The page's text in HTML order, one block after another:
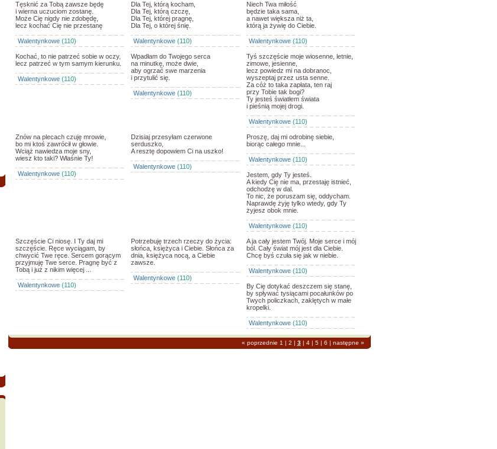
Tęsknić za Tobą zawsze będę
i wierna uczuciom zostanę.
Może Cię nigdy nie zdobędę,
lecz kochać Cię nie przestanę
Walentynkowe(110)
Dla Tej, którą kocham,
Dla Tej, którą czczę,
Dla Tej, której pragnę,
Dla Tej, o której śnię.
Walentynkowe(110)
Niech Twa miłość
będzie taka sama,
a nawet większa niż ta,
którą ja żywię do Ciebie.
Walentynkowe(110)
Kochać, to nie patrzeć sobie w oczy,
lecz patrzeć w tym samym kierunku.
Walentynkowe(110)
Wpadłam do Twojego serca
na minutkę, może dwie,
aby ogrzać swe marzenia
i przytulić się.
Walentynkowe(110)
Tyś szczęście moje wiosenne, letnie,
zimowe, jesienne,
lecz powiedz mi na dobranoc,
wyszeptaj przez usta senne.
Za cóż to taka zapłata, ten raj
przy Tobie tak bogi?
Ty jesteś światłem świata
i pieśnią mojej drogi.
Walentynkowe(110)
Znów na plecach czuję mrowie,
bo mi ktoś zawrócił w głowie.
Wciąż nawiedza moje sny,
wiesz kto taki? Właśnie Ty!
Walentynkowe(110)
Dzisiaj przesyłam czerwone
serduszko,
A resztę dopowiem Ci na uszko!
Walentynkowe(110)
Proszę, daj mi odrobinę siebie,
biorąc całego mnie...
Walentynkowe(110)
Jestem, gdy Ty jesteś.
A kiedy Cię nie ma, przestaję istnieć,
odchodzę w dal.
To nic, że poruszam się, oddycham.
Naprawdę żyję tylko wtedy, gdy Ty
żyjesz obok mnie.
Walentynkowe(110)
Szczęście Ci niosę. I Ty daj mi
szczęście. Ręce wyciągam, by
chwycić Twe ręce. Sercem gorącym
przyjmuję Twe serce. Pragnę być z
Tobą i już z nikim więcej ...
Walentynkowe(110)
Potrzebuję trzech rzeczy do życia:
słońca, księżyca i Ciebie. Słońca za
dnia, księżyca nocą, a Ciebie
zawsze.
Walentynkowe(110)
A ja cały jestem Twój. Moje serce i mój
ból. Cały świat mój jest dla Ciebie.
Chcę byś czuła się jak w niebie.
Walentynkowe(110)
By Cię dotykać deszczem się stanę,
by spływać tysiącami pocałunków po
Twych policzkach, zaklętych w małe
kropelki.
Walentynkowe(110)
« poprzednie 1 | 2 | 3 | 4 | 5 | 6 | następne »